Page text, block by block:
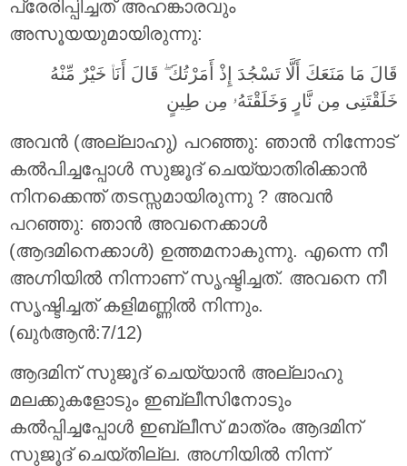
പ്രേരിപ്പിച്ചത് അഹങ്കാരവും
അസൂയയുമായിരുന്നു:
قَالَ مَا مَنَعَكَ أَلَّا تَسْجُدَ إِذْ أَمَرْتُكَ ۖ قَالَ أَنَا۠ خَيْرٌ مِّنْهُ
خَلَقْتَنِى مِن نَّارٍ وَخَلَقْتَهُۥ مِن طِينٍ
അവന്‍ (അല്ലാഹു) പറഞ്ഞു: ഞാന്‍ നിന്നോട്
കല്‍പിച്ചപ്പോള്‍ സുജൂദ് ചെയ്യാതിരിക്കാന്‍
നിനക്കെന്ത് തടസ്സമായിരുന്നു ? അവന്‍
പറഞ്ഞു: ഞാന്‍ അവനെക്കാള്‍
(ആദമിനെക്കാള്‍) ഉത്തമനാകുന്നു. എന്നെ നീ
അഗ്നിയില്‍ നിന്നാണ് സൃഷ്ടിച്ചത്‌. അവനെ നീ
സൃഷ്ടിച്ചത് കളിമണ്ണില്‍ നിന്നും.
(ഖു൪ആന്‍:7/12)
ആദമിന് സുജൂദ് ചെയ്യാന്‍ അല്ലാഹു
മലക്കുകളോടും ഇബ്ലീസിനോടും
കല്‍പ്പിച്ചപ്പോള്‍ ഇബ്ലീസ് മാത്രം ആദമിന്
സുജൂദ് ചെയ്തില്ല. അഗ്നിയില്‍ നിന്ന്